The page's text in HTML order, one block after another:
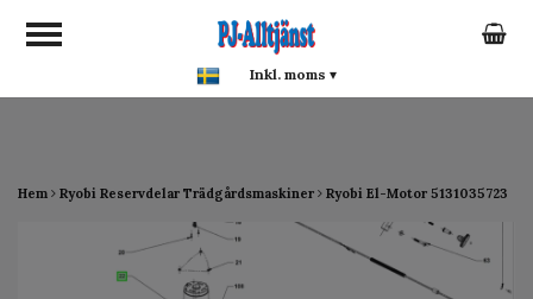
google-site-verification:
google0142a1f5f0015a93.html
Hem Ryobi Reservdelar Trädgårdsmaskiner Ryobi El-Motor 5131035723
Inkl. moms ▾